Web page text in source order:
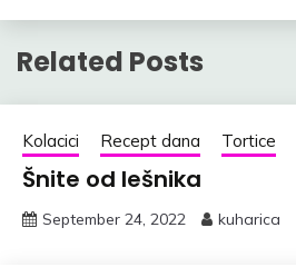
Related Posts
Kolacici Recept dana Tortice
Šnite od lešnika
September 24, 2022 kuharica